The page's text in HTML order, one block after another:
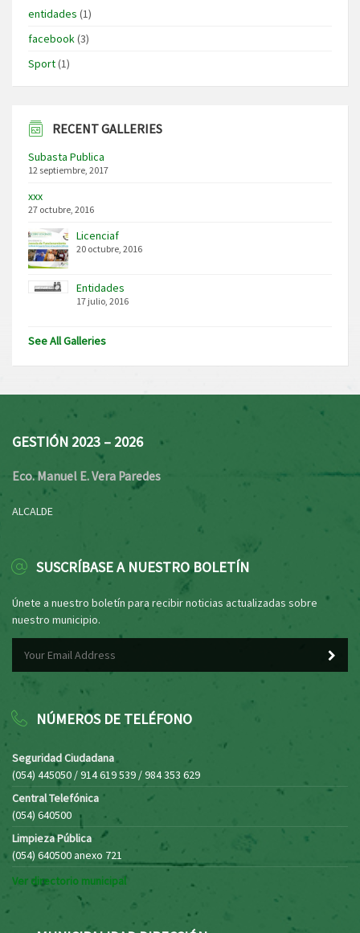
entidades (1)
facebook(3)
Sport(1)
RECENT GALLERIES
Subasta Publica
12 septiembre, 2017
xxx
27 octubre, 2016
Licenciaf
20 octubre, 2016
Entidades
17 julio, 2016
See All Galleries
GESTIÓN 2023 – 2026
Eco. Manuel E. Vera Paredes
ALCALDE
SUSCRÍBASE A NUESTRO BOLETÍN
Únete a nuestro boletín para recibir noticias actualizadas sobre
nuestro municipio.
NÚMEROS DE TELÉFONO
Seguridad Ciudadana
(054) 445050 / 914 619 539 / 984 353 629
Central Telefónica
(054) 640500
Limpieza Pública
(054) 640500 anexo 721
Ver directorio municipal